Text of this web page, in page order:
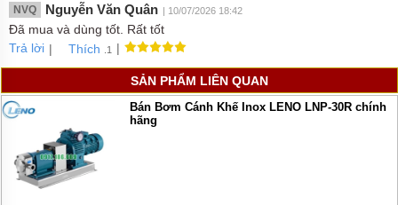
NVQ Nguyễn Văn Quân | 10/07/2026 18:42
Đã mua và dùng tốt. Rất tốt
Trả lời | Thích .1 |
SẢN PHẨM LIÊN QUAN
Bán Bơm Cánh Khế Inox LENO LNP-30R chính
hãng